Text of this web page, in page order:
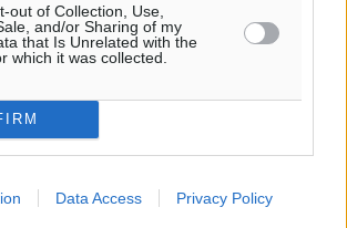
out of Collection, Use,
and/or Sharing of my
that Is Unrelated with the
which it was collected.
Data Access Privacy Policy